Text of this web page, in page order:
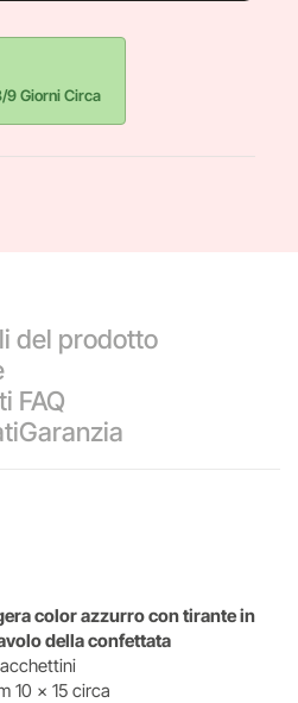
9 Giorni Circa
del prodotto
FAQ
Garanzia
color azzurro con tirante in
della confettata
10 x 15 circa